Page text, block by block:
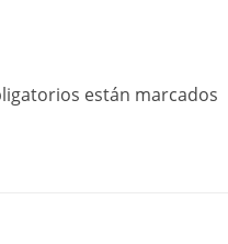
están marcados